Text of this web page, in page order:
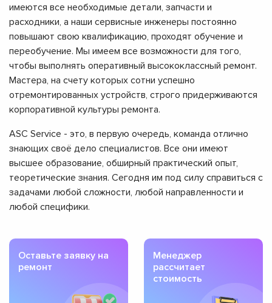
имеются все необходимые детали, запчасти и
расходники, а наши сервисные инженеры постоянно
повышают свою квалификацию, проходят обучение и
переобучение. Мы имеем все возможности для того,
чтобы выполнять оперативный высококлассный ремонт.
Мастера, на счету которых сотни успешно
отремонтированных устройств, строго придерживаются
корпоративной культуры ремонта.
ASC Service - это, в первую очередь, команда отлично
знающих своё дело специалистов. Все они имеют
высшее образование, обширный практический опыт,
теоретические знания. Сегодня им под силу справиться с
задачами любой сложности, любой направленности и
любой специфики.
Оставьте заявку на
ремонт
Менеджер
рассчитает
стоимость